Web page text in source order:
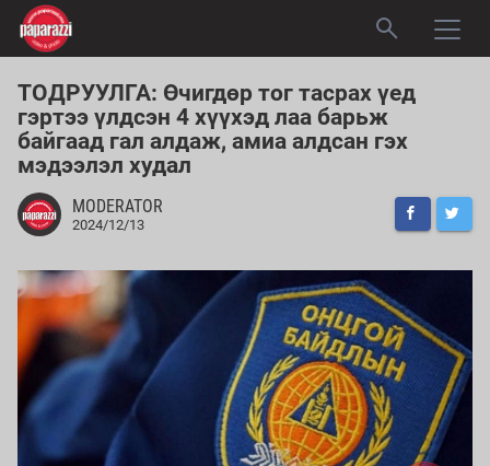
ТОДРУУЛГА: Өчигдөр тог тасрах үед
гэртээ үлдсэн 4 хүүхэд лаа барьж
байгаад гал алдаж, амиа алдсан гэх
мэдээлэл худал
MODERATOR
2024/12/13